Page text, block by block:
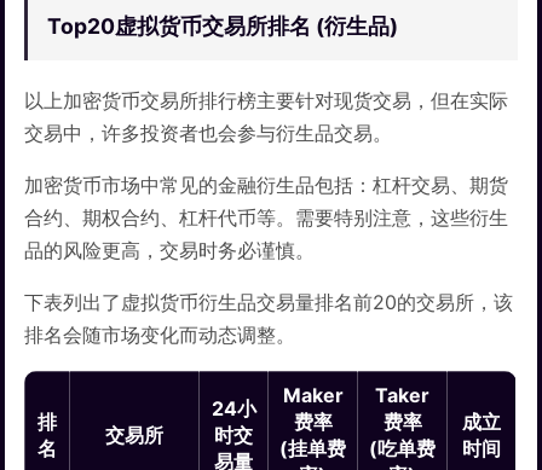
Top20虚拟货币交易所排名 (衍生品)
以上加密货币交易所排行榜主要针对现货交易，但在实际
交易中，许多投资者也会参与衍生品交易。
加密货币市场中常见的金融衍生品包括：杠杆交易、期货
合约、期权合约、杠杆代币等。需要特别注意，这些衍生
品的风险更高，交易时务必谨慎。
下表列出了虚拟货币衍生品交易量排名前20的交易所，该
排名会随市场变化而动态调整。
排
名
交易所
24小
时交
易量
Maker
费率
(挂单费
Taker
费率
(吃单费
成立
时间